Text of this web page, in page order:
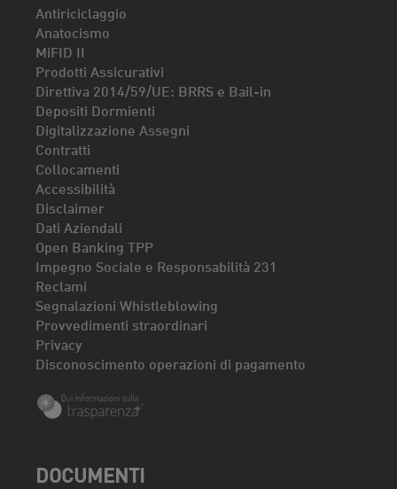
Antiriciclaggio
Anatocismo
MiFID II
Prodotti Assicurativi
Direttiva 2014/59/UE: BRRS e Bail-in
Depositi Dormienti
Digitalizzazione Assegni
Contratti
Collocamenti
Accessibilità
Disclaimer
Dati Aziendali
Open Banking TPP
Impegno Sociale e Responsabilità 231
Reclami
Segnalazioni Whistleblowing
Provvedimenti straordinari
Privacy
Disconoscimento operazioni di pagamento
DOCUMENTI